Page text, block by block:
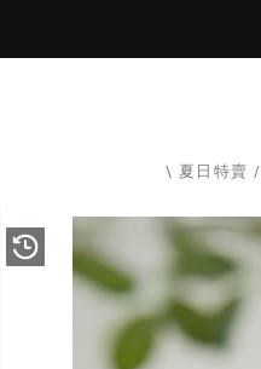
\ 夏日特賣 /